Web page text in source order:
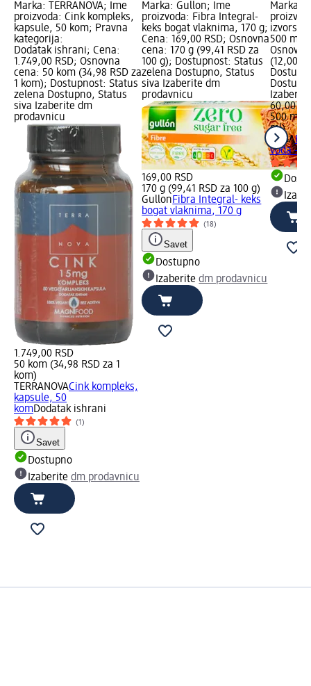
Marka: TERRANOVA; Ime
proizvoda: Cink kompleks,
kapsule, 50 kom; Pravna
kategorija:
Dodatak ishrani; Cena:
1.749,00 RSD; Osnovna
cena: 50 kom (34,98 RSD za
1 kom); Dostupnost: Status
zelena Dostupno, Status
siva Izaberite dm
prodavnicu
1.749,00 RSD
50 kom (34,98 RSD za 1
kom)
TERRANOVACink kompleks,
kapsule, 50
komDodatak ishrani
(1)
Savet
Dostupno
Izaberite dm prodavnicu
Marka: Gullon; Ime
proizvoda: Fibra Integral-
keks bogat vlaknima, 170 g;
Cena: 169,00 RSD; Osnovna
cena: 170 g (99,41 RSD za
100 g); Dostupnost: Status
zelena Dostupno, Status
siva Izaberite dm
prodavnicu
169,00 RSD
170 g (99,41 RSD za 100 g)
GullonFibra Integral- keks
bogat vlaknima, 170 g
(18)
Savet
Dostupno
Izaberitedm prodavnicu
Marka:
izvorska
500 ml;
(12,00
60,00
500 ml
ml)
ROSA
voda -